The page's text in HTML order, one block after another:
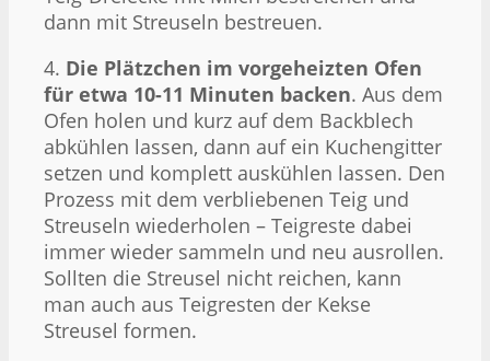
dann mit Streuseln bestreuen.
4. Die Plätzchen im vorgeheizten Ofen
für etwa 10-11 Minuten backen. Aus dem
Ofen holen und kurz auf dem Backblech
abkühlen lassen, dann auf ein Kuchengitter
setzen und komplett auskühlen lassen. Den
Prozess mit dem verbliebenen Teig und
Streuseln wiederholen – Teigreste dabei
immer wieder sammeln und neu ausrollen.
Sollten die Streusel nicht reichen, kann
man auch aus Teigresten der Kekse
Streusel formen.